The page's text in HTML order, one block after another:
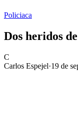
Policiaca
Dos heridos
C
Carlos Espejel·19 de